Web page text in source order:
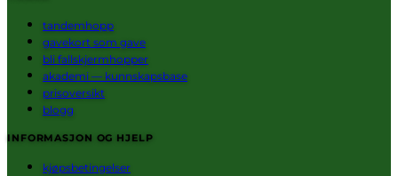
tandemhopp
gavekort som gave
bli fallskjermhopper
akademi — kunnskapsbase
prisoversikt
blogg
INFORMASJON OG HJELP
kjøpsbetingelser